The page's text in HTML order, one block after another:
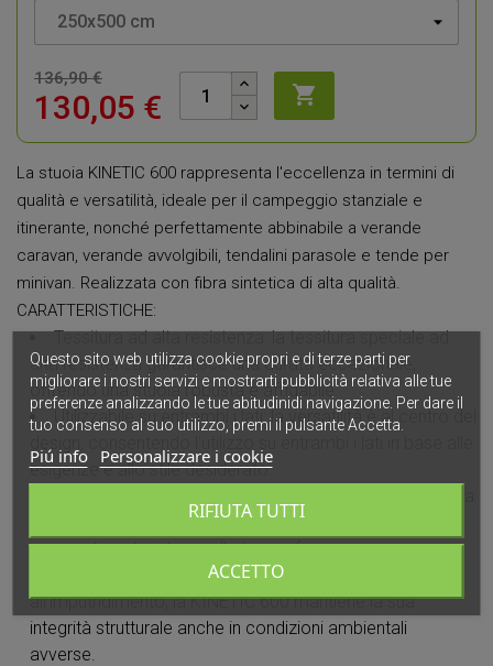
136,90 €
130,05 € 
La stuoia KINETIC 600 rappresenta l'eccellenza in termini di
qualità e versatilità, ideale per il campeggio stanziale e
itinerante, nonché perfettamente abbinabile a verande
caravan, verande avvolgibili, tendalini parasole e tende per
minivan. Realizzata con fibra sintetica di alta qualità.
CARATTERISTICHE:
Tessitura ad alta resistenza: la tessitura speciale ad
alta resistenza garantisce una durata eccezionale,
offrendo una stuoia robusta e affidabile.
Utilizzabile su entrambi i lati: la versatilità è al centro del
esigenze e allo stile desiderato.
a freddo senza il rischio di sfrangiature, permettendoti di
personalizzarla in base alle tue preferenze.
Imputrescibile: grazie alla sua resistenza
all'imputridimento, la KINETIC 600 mantiene la sua
integrità strutturale anche in condizioni ambientali
avverse.
Questo sito web utilizza cookie propri e di terze parti per
migliorare i nostri servizi e mostrarti pubblicità relativa alle tue
preferenze analizzando le tue abitudinidi navigazione. Per dare il
tuo consenso al suo utilizzo, premi il pulsante Accetta.
Piú info Personalizzare i cookie
RIFIUTA TUTTI
ACCETTO